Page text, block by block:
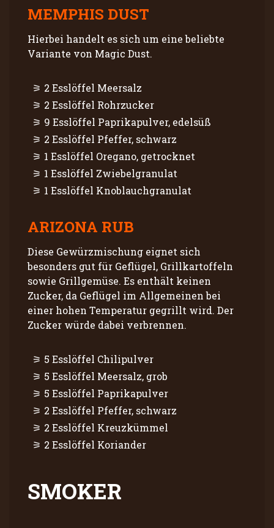
MEMPHIS DUST
Hierbei handelt es sich um eine beliebte
Variante von Magic Dust.
2 Esslöffel Meersalz
2 Esslöffel Rohrzucker
9 Esslöffel Paprikapulver, edelsüß
2 Esslöffel Pfeffer, schwarz
1 Esslöffel Oregano, getrocknet
1 Esslöffel Zwiebelgranulat
1 Esslöffel Knoblauchgranulat
ARIZONA RUB
Diese Gewürzmischung eignet sich
besonders gut für Geflügel, Grillkartoffeln
sowie Grillgemüse. Es enthält keinen
Zucker, da Geflügel im Allgemeinen bei
einer hohen Temperatur gegrillt wird. Der
Zucker würde dabei verbrennen.
5 Esslöffel Chilipulver
5 Esslöffel Meersalz, grob
5 Esslöffel Paprikapulver
2 Esslöffel Pfeffer, schwarz
2 Esslöffel Kreuzkümmel
2 Esslöffel Koriander
SMOKER